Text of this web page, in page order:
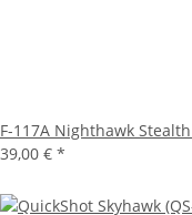
F-117A Nighthawk
39,00 € *